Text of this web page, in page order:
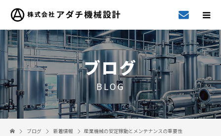
ブログ
BLOG
ブログ 新着情報 産業機械の安定稼動とメンテナンスの重要性